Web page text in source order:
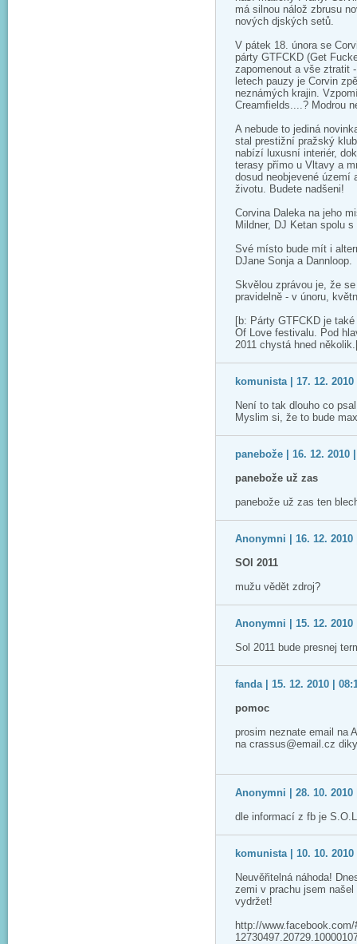
má silnou nálož zbrusu
nových djských setů.
V pátek 18. února se
párty GTFCKD (Get
zapomenout a vše ztratit
letech pauzy je Corvin
neznámých krajin.
Creamfields....? Modrou
A nebude to jediná
stal prestižní pražský
nabízí luxusní interiér,
terasy přímo u Vltavy a
dosud neobjevené
životu. Budete nadšeni!
Corvina Daleka na jeho
Mildner, DJ Ketan spolu
Své místo bude mít i
DJane Sonja a Dannloop.
Skvělou zprávou je, že
pravidelně - v únoru,
[b: Párty GTFCKD je
Of Love festivalu. Pod
2011 chystá hned
komunista | 17. 12. 2010
Není to tak dlouho co
Myslim si, že to bude
panebože | 16. 12. 2010
panebože už zas
panebože už zas ten
Anonymni | 16. 12. 2010
SOl 2011
mužu vědět zdroj?
Anonymni | 15. 12. 2010
Sol 2011 bude presnej
fanda | 15. 12. 2010 |
pomoc
prosim neznate email na
na crassus@email.cz diky
Anonymni | 28. 10. 2010
dle informací z fb je
komunista | 10. 10. 2010
Neuvěřitelná náhoda!
zemi v prachu jsem
vydržet!
http://